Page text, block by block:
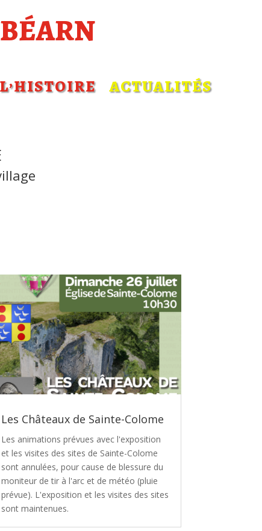
L’HISTOIRE ACTUALITÉS
Les Châteaux de Sainte-Colome
Les animations prévues avec l'exposition
et les visites des sites de Sainte-Colome
sont annulées, pour cause de blessure du
moniteur de tir à l'arc et de météo (pluie
prévue). L'exposition et les visites des sites
sont maintenues.